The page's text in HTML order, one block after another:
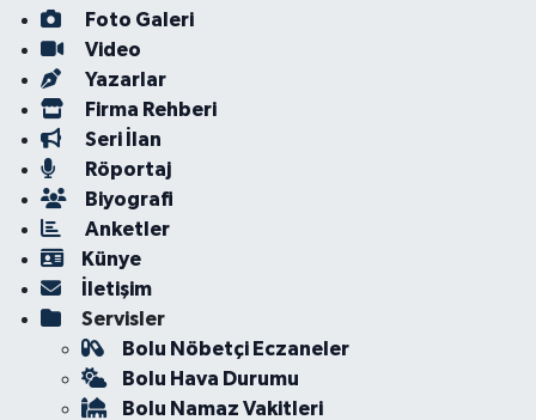
Foto Galeri
Video
Yazarlar
Firma Rehberi
Seri İlan
Röportaj
Biyografi
Anketler
Künye
İletişim
Servisler
Bolu Nöbetçi Eczaneler
Bolu Hava Durumu
Bolu Namaz Vakitleri